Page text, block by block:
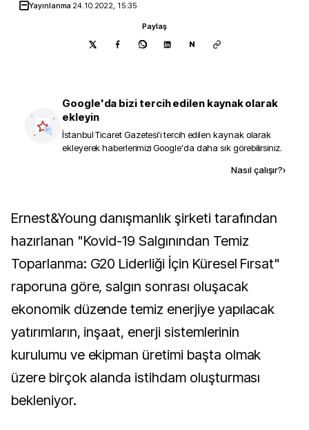
Yayınlanma 24.10.2022, 15:35
Paylaş
N
Google'da bizi tercih edilen kaynak olarak
ekleyin
İstanbul Ticaret Gazetesi'i tercih edilen kaynak olarak
ekleyerek haberlerimizi Google'da daha sık görebilirsiniz.
Nasıl çalışır?›
Ernest&Young danışmanlık şirketi tarafından
hazırlanan "Kovid-19 Salgınından Temiz
Toparlanma: G20 Liderliği İçin Küresel Fırsat"
raporuna göre, salgın sonrası oluşacak
ekonomik düzende temiz enerjiye yapılacak
yatırımların, inşaat, enerji sistemlerinin
kurulumu ve ekipman üretimi başta olmak
üzere birçok alanda istihdam oluşturması
bekleniyor.